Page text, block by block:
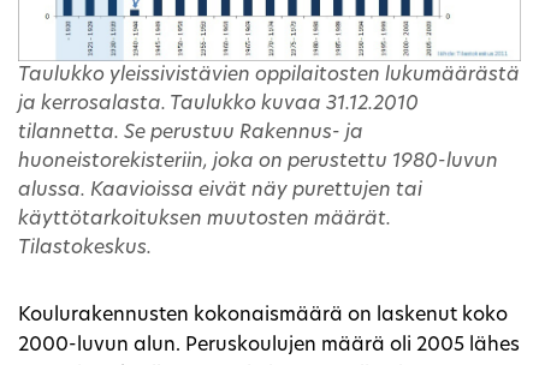
Taulukko yleissivistävien oppilaitosten lukumäärästä
ja kerrosalasta. Taulukko kuvaa 31.12.2010
tilannetta. Se perustuu Rakennus- ja
huoneistorekisteriin, joka on perustettu 1980-luvun
alussa. Kaavioissa eivät näy purettujen tai
käyttötarkoituksen muutosten määrät.
Tilastokeskus.
Koulurakennusten kokonaismäärä on laskenut koko
2000-luvun alun. Peruskoulujen määrä oli 2005 lähes